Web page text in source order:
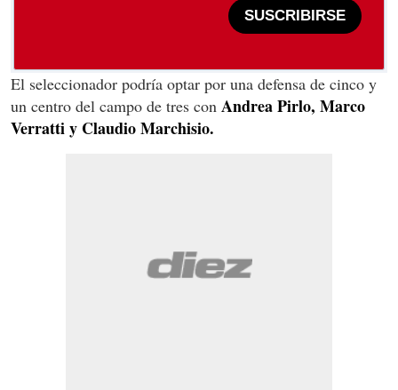
SUSCRIBIRSE
El seleccionador podría optar por una defensa de cinco y
un centro del campo de tres con Andrea Pirlo, Marco
Verratti y Claudio Marchisio.